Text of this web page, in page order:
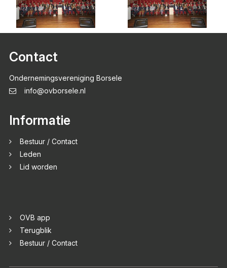
Contact
Ondernemingsvereniging Borsele
info@ovborsele.nl
Informatie
Bestuur / Contact
Leden
Lid worden
OVB app
Terugblik
Bestuur / Contact